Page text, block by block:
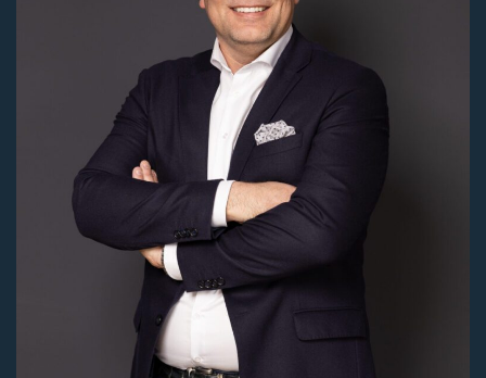
Huur conditie
per maand
Bestaande bouw